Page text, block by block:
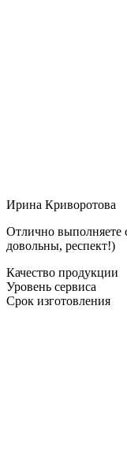
Ирина Криворотова
Отлично выполняете
довольны, респект!)
Качество продукции
Уровень сервиса
Срок изготовления